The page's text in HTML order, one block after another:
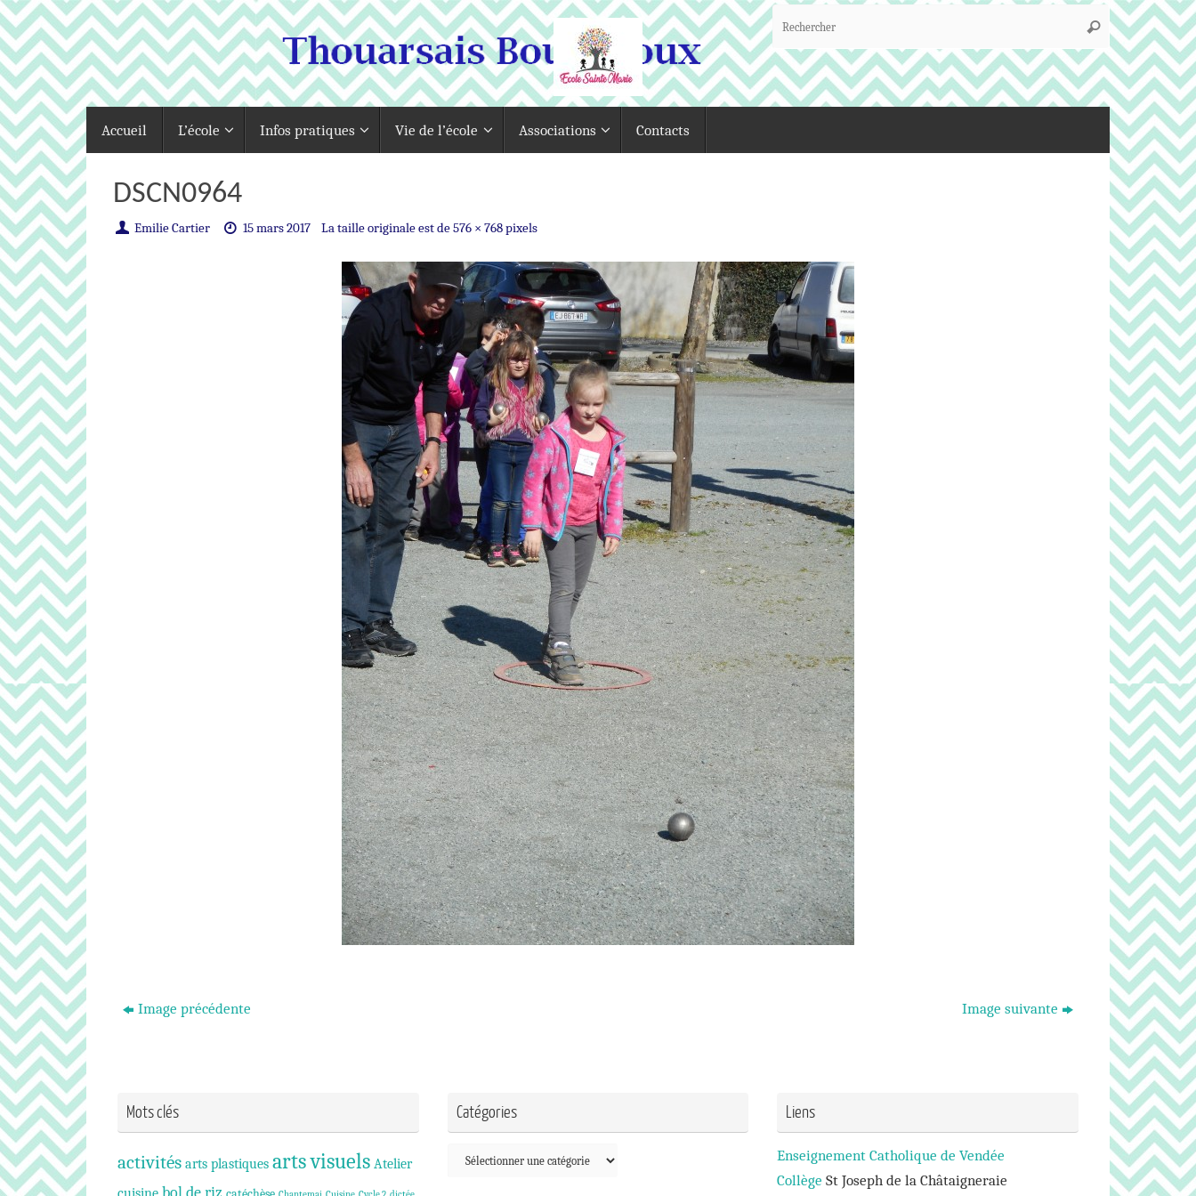
Passer
au
contenu
Recherche
pour
:
Rechercher
au
contenu
Accueil L’école Infos pratiques Vie de l’école Associations Contacts
DSCN0964
Emilie Cartier 15 mars 2017 La taille originale est de576 × 768pixels
Image précédente Image suivante
Mots clés
activités arts plastiques arts visuels Atelier
Catégories
Catégories
Liens
Enseignement Catholique de Vendée
Collège St Joseph de la Châtaigneraie